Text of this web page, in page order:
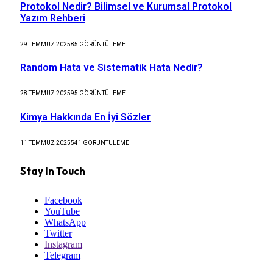
Protokol Nedir? Bilimsel ve Kurumsal Protokol
Yazım Rehberi
29 TEMMUZ 202585 GÖRÜNTÜLEME
Random Hata ve Sistematik Hata Nedir?
28 TEMMUZ 202595 GÖRÜNTÜLEME
Kimya Hakkında En İyi Sözler
11 TEMMUZ 2025541 GÖRÜNTÜLEME
Stay In Touch
Facebook
YouTube
WhatsApp
Twitter
Instagram
Telegram